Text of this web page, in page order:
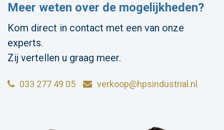
Meer weten over de mogelijkheden?
Kom direct in contact met een van onze
experts.
Zij vertellen u graag meer.
033 277 49 05 verkoop@hpsindustrial.nl